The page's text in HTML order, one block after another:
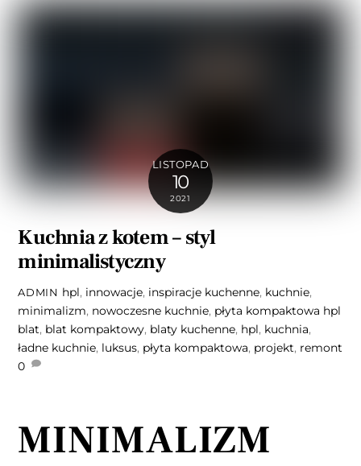
LISTOPAD
10
2021
Kuchnia z kotem – styl
minimalistyczny
ADMIN hpl, innowacje, inspiracje kuchenne, kuchnie,
minimalizm, nowoczesne kuchnie, płyta kompaktowa hpl
blat, blat kompaktowy, blaty kuchenne, hpl, kuchnia,
ładne kuchnie, luksus, płyta kompaktowa, projekt, remont
0
MINIMALIZM